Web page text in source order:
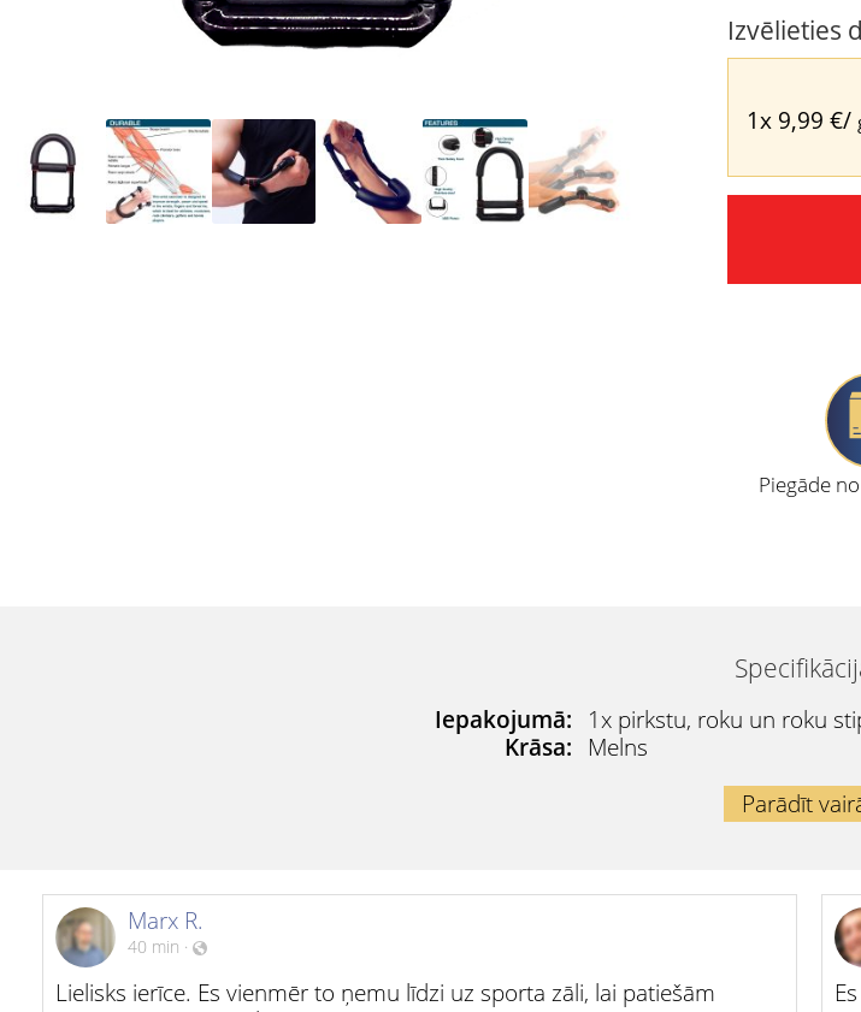
Izvēlieties
1x 9,99€/
Piegāde
Iepakojumā:
1x pirkstu, roku un roku
Krāsa:
Melns
Parādīt
Marx R.
40 min ·
Lielisks ierīce. Es vienmēr to ņemu līdzi uz sporta zāli, lai patiešām